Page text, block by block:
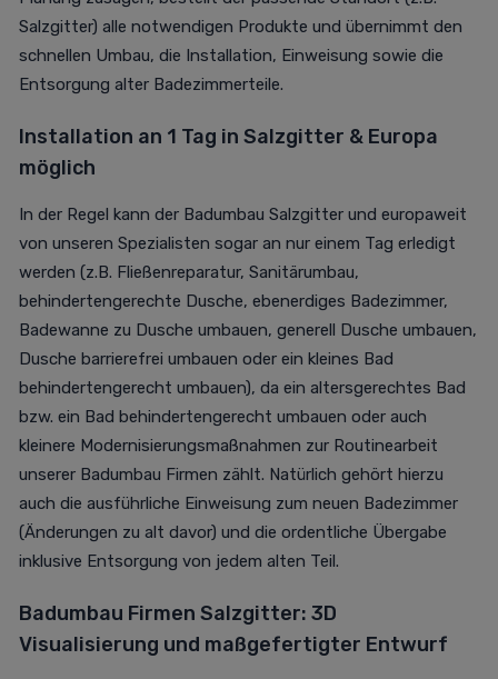
Salzgitter) alle notwendigen Produkte und übernimmt den
schnellen Umbau, die Installation, Einweisung sowie die
Entsorgung alter Badezimmerteile.
Installation an 1 Tag in Salzgitter & Europa
möglich
In der Regel kann der Badumbau Salzgitter und europaweit
von unseren Spezialisten sogar an nur einem Tag erledigt
werden (z.B. Fließenreparatur, Sanitärumbau,
behindertengerechte Dusche, ebenerdiges Badezimmer,
Badewanne zu Dusche umbauen, generell Dusche umbauen,
Dusche barrierefrei umbauen oder ein kleines Bad
behindertengerecht umbauen), da ein altersgerechtes Bad
bzw. ein Bad behindertengerecht umbauen oder auch
kleinere Modernisierungsmaßnahmen zur Routinearbeit
unserer Badumbau Firmen zählt. Natürlich gehört hierzu
auch die ausführliche Einweisung zum neuen Badezimmer
(Änderungen zu alt davor) und die ordentliche Übergabe
inklusive Entsorgung von jedem alten Teil.
Badumbau Firmen Salzgitter: 3D
Visualisierung und maßgefertigter Entwurf